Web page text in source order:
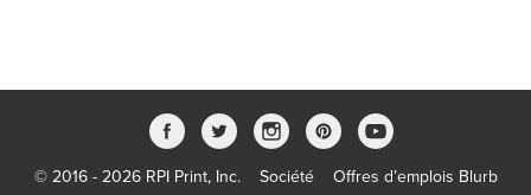
© 2016 - 2026 RPI Print, Inc. Société Offres d’emplois Blurb